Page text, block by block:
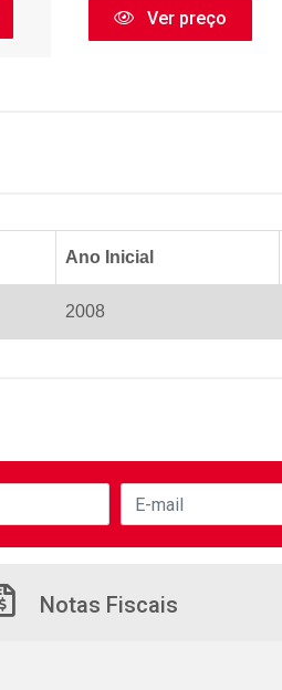
Ver preço
Ano Inicial
2008
Notas Fiscais